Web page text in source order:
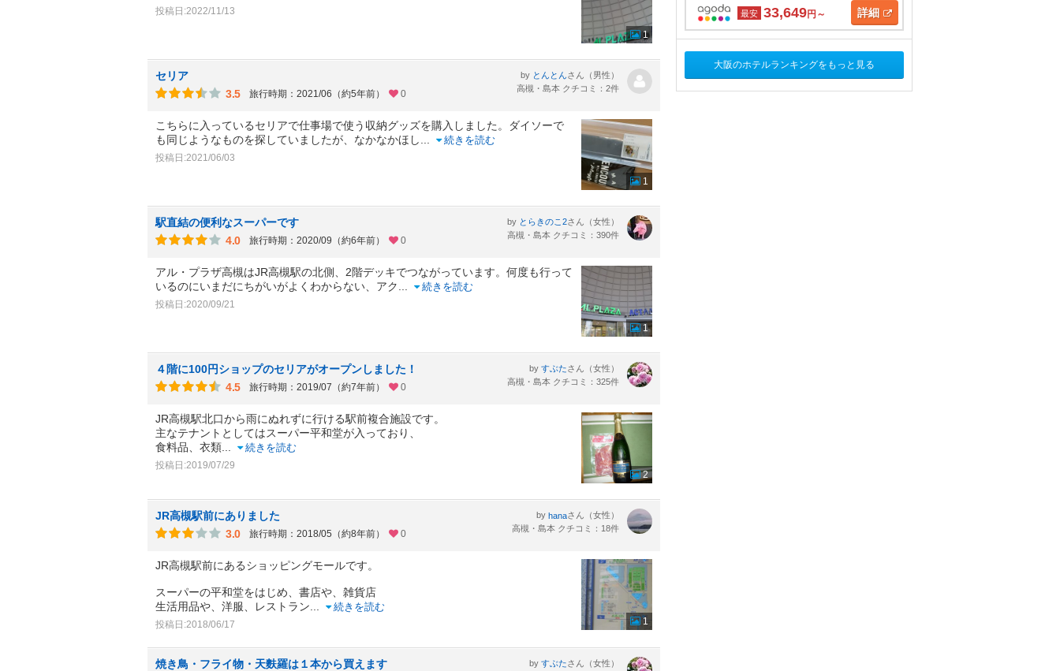
投稿日:2022/11/13
1
セリア
3.5
旅行時期：2021/06（約5年前） 0
by とんとんさん（男性）
高槻・島本 クチコミ：2件
こちらに入っているセリアで仕事場で使う収納グッズを購入しました。ダイソーで
も同じようなものを探していましたが、なかなかほし
続きを読む
投稿日:2021/06/03
1
駅直結の便利なスーパーです
4.0
旅行時期：2020/09（約6年前） 0
by とらきのこ2さん（女性）
高槻・島本 クチコミ：390件
アル・プラザ高槻はJR高槻駅の北側、2階デッキでつながっています。何度も行って
いるのにいまだにちがいがよくわからない、アク
続きを読む
投稿日:2020/09/21
1
４階に100円ショップのセリアがオープンしました！
4.5
旅行時期：2019/07（約7年前） 0
by すぶたさん（女性）
高槻・島本 クチコミ：325件
JR高槻駅北口から雨にぬれずに行ける駅前複合施設です。
主なテナントとしてはスーパー平和堂が入っており、
食料品、衣類
続きを読む
投稿日:2019/07/29
2
JR高槻駅前にありました
3.0
旅行時期：2018/05（約8年前） 0
by hanaさん（女性）
高槻・島本 クチコミ：18件
JR高槻駅前にあるショッピングモールです。
スーパーの平和堂をはじめ、書店や、雑貨店
生活用品や、洋服、レストラン
続きを読む
投稿日:2018/06/17 1
焼き鳥・フライ物・天麩羅は１本から買えます
by すぶたさん（女性）
最安 33,649円～ 詳細
大阪のホテルランキングをもっと見る